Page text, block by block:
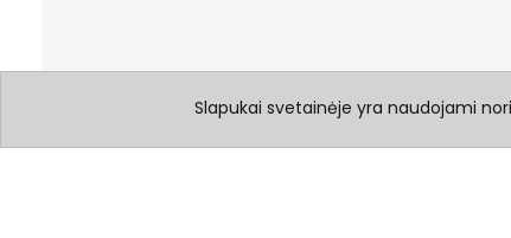
Slapukai svetainėje yra naudojami